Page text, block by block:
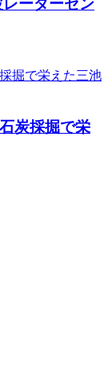
ーダーセン
炭採掘で栄